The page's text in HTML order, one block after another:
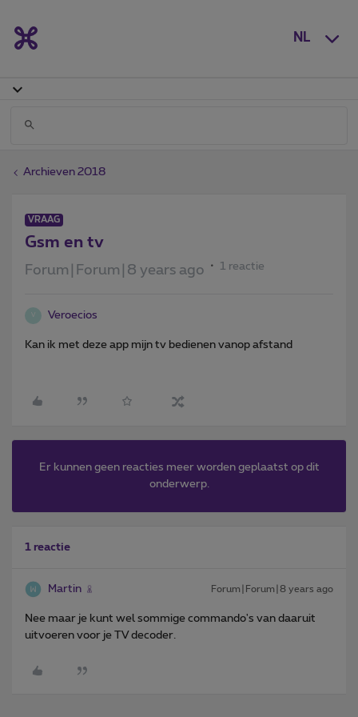
NL
Archieven 2018
VRAAG
Gsm en tv
Forum|Forum|8 years ago 1 reactie
V Veroecios
Kan ik met deze app mijn tv bedienen vanop afstand
Er kunnen geen reacties meer worden geplaatst op dit
onderwerp.
1 reactie
Martin Forum|Forum|8 years ago
Nee maar je kunt wel sommige commando's van daaruit
uitvoeren voor je TV decoder.